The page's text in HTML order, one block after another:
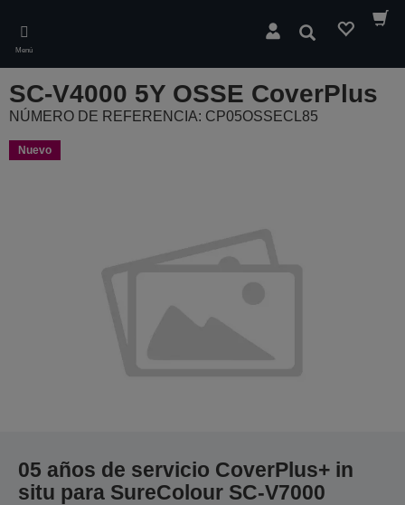
main
content
Menú
Buscar
SC-V4000 5Y OSSE CoverPlus
NÚMERO DE REFERENCIA: CP05OSSECL85
Nuevo
05 años de servicio CoverPlus+ in
situ para SureColour SC-V7000